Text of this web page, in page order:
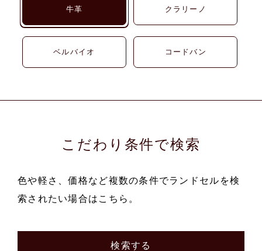
牛革 クラリーノ
ベルバイオ コードバン
こだわり条件で検索
色や軽さ、価格など複数の条件でランドセルを検
索されたい場合はこちら。
検索する